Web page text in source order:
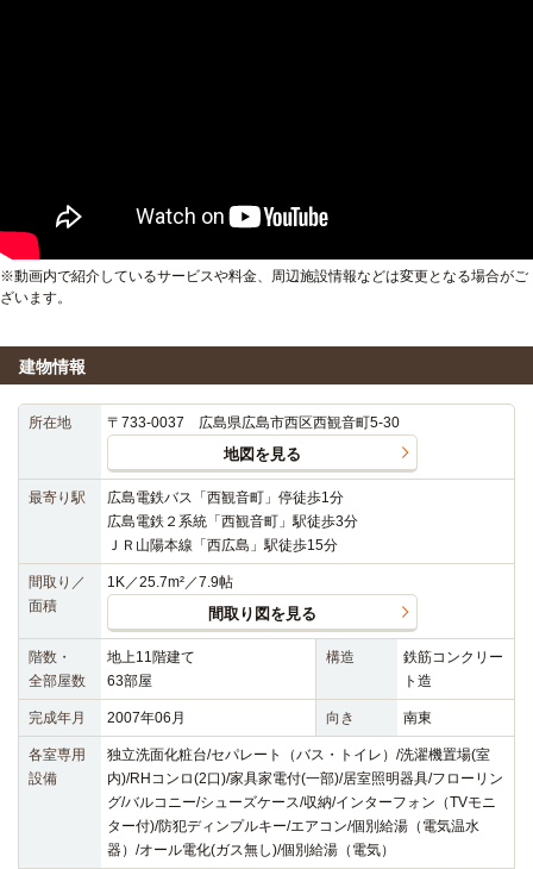
※動画内で紹介しているサービスや料金、周辺施設情報などは変更となる場合がご
ざいます。
建物情報
所在地 〒733-0037 広島県広島市西区西観音町5-30
地図を見る
最寄り駅
広島電鉄バス「西観音町」停徒歩1分
広島電鉄２系統「西観音町」駅徒歩3分
ＪＲ山陽本線「西広島」駅徒歩15分
間取り／
面積
1K／25.7m²／7.9帖
間取り図を見る
階数・
全部屋数
地上11階建て
63部屋
構造
鉄筋コンクリー
ト造
完成年月 2007年06月 向き 南東
各室専用
設備
独立洗面化粧台/セパレート（バス・トイレ）/洗濯機置場(室
内)/RHコンロ(2口)/家具家電付(一部)/居室照明器具/フローリン
グ/バルコニー/シューズケース/収納/インターフォン（TVモニ
ター付)/防犯ディンプルキー/エアコン/個別給湯（電気温水
器）/オール電化(ガス無し)/個別給湯（電気）